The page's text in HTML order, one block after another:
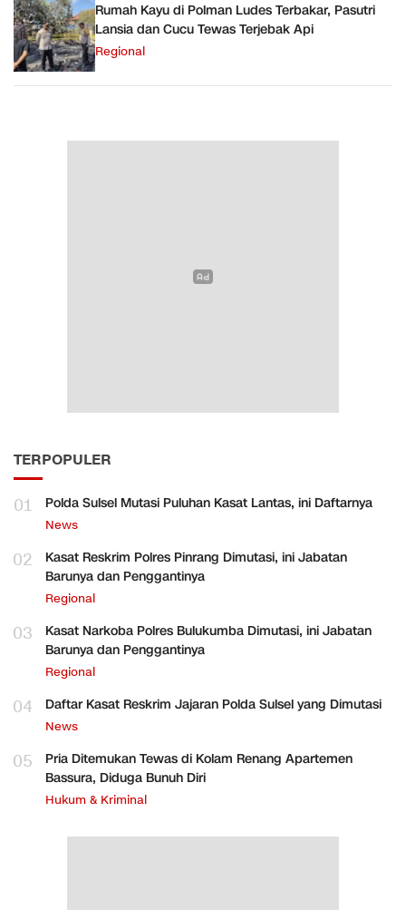
Rumah Kayu di Polman Ludes Terbakar, Pasutri
Lansia dan Cucu Tewas Terjebak Api
Regional
TERPOPULER
01 Polda Sulsel Mutasi Puluhan Kasat Lantas, ini Daftarnya
News
02
Kasat Reskrim Polres Pinrang Dimutasi, ini Jabatan
Barunya dan Penggantinya
Regional
03
Kasat Narkoba Polres Bulukumba Dimutasi, ini Jabatan
Barunya dan Penggantinya
Regional
04 Daftar Kasat Reskrim Jajaran Polda Sulsel yang Dimutasi
News
05
Pria Ditemukan Tewas di Kolam Renang Apartemen
Bassura, Diduga Bunuh Diri
Hukum & Kriminal